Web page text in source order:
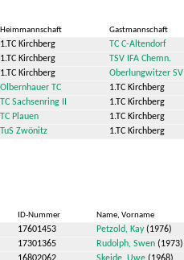
Heimmannschaft Gastmannschaft
1.TC Kirchberg TC C-Altendorf
1.TC Kirchberg TSV IFA Chemn.
1.TC Kirchberg Oberlungwitzer SV
Olbernhauer TC 1.TC Kirchberg
TC Sachsenring II 1.TC Kirchberg
TC Plauen 1.TC Kirchberg
TuS Zwönitz 1.TC Kirchberg
ID-Nummer Name, Vorname
17601453 Petzold, Kay(1976)
17301365 Rudolph, Swen (1973)